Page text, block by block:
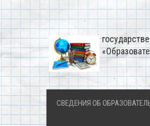
СВЕДЕНИЯ ОБ